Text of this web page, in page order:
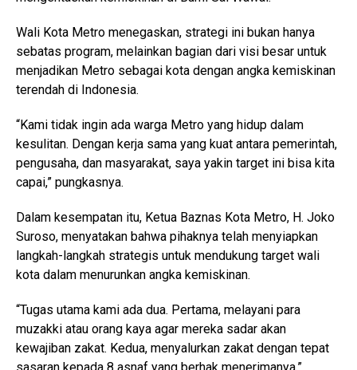
Wali Kota Metro menegaskan, strategi ini bukan hanya
sebatas program, melainkan bagian dari visi besar untuk
menjadikan Metro sebagai kota dengan angka kemiskinan
terendah di Indonesia.
“Kami tidak ingin ada warga Metro yang hidup dalam
kesulitan. Dengan kerja sama yang kuat antara pemerintah,
pengusaha, dan masyarakat, saya yakin target ini bisa kita
capai,” pungkasnya.
Dalam kesempatan itu, Ketua Baznas Kota Metro, H. Joko
Suroso, menyatakan bahwa pihaknya telah menyiapkan
langkah-langkah strategis untuk mendukung target wali
kota dalam menurunkan angka kemiskinan.
“Tugas utama kami ada dua. Pertama, melayani para
muzakki atau orang kaya agar mereka sadar akan
kewajiban zakat. Kedua, menyalurkan zakat dengan tepat